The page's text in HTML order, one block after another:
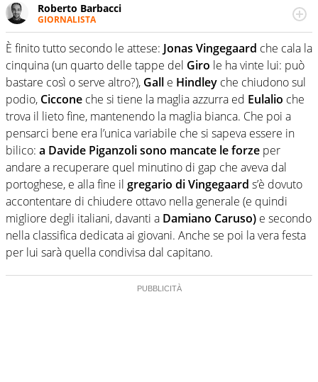
Roberto Barbacci
GIORNALISTA
Giornalista (pubblicista) sportivo a tutto campo, è il
tuttologo di Virgilio Sport. Provate a chiedergli di boxe, di
scherma, di volley o di curling: ve ne farà innamorare
È finito tutto secondo le attese: Jonas Vingegaard che cala la
cinquina (un quarto delle tappe del Giro le ha vinte lui: può
bastare così o serve altro?), Gall e Hindley che chiudono sul
podio, Ciccone che si tiene la maglia azzurra ed Eulalio che
trova il lieto fine, mantenendo la maglia bianca. Che poi a
pensarci bene era l’unica variabile che si sapeva essere in
bilico: a Davide Piganzoli sono mancate le forze per
andare a recuperare quel minutino di gap che aveva dal
portoghese, e alla fine il gregario di Vingegaard s’è dovuto
accontentare di chiudere ottavo nella generale (e quindi
migliore degli italiani, davanti a Damiano Caruso) e secondo
nella classifica dedicata ai giovani. Anche se poi la vera festa
per lui sarà quella condivisa dal capitano.